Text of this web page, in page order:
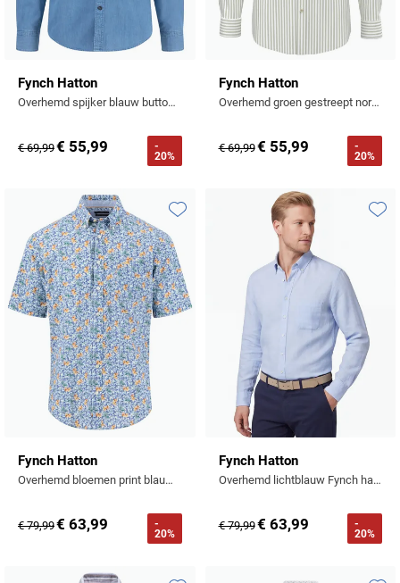
Fynch Hatton
Overhemd spijker blauw button down
€ 69,99€ 55,99
-
20%
Fynch Hatton
Overhemd groen gestreept normale fit
€ 69,99€ 55,99
-
20%
Fynch Hatton
Overhemd bloemen print blauw button down boord
€ 79,99€ 63,99
-
20%
Toevoegen aan favorieten
Fynch Hatton
Overhemd lichtblauw Fynch hatton met borstzak linnen
€ 79,99€ 63,99
-
20%